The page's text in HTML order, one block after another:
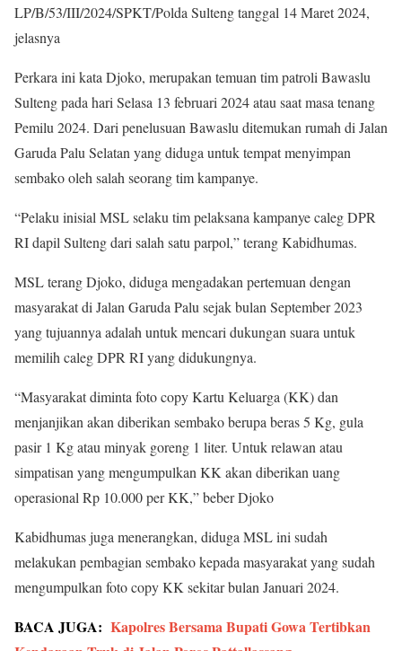
LP/B/53/III/2024/SPKT/Polda Sulteng tanggal 14 Maret 2024,
jelasnya
Perkara ini kata Djoko, merupakan temuan tim patroli Bawaslu
Sulteng pada hari Selasa 13 februari 2024 atau saat masa tenang
Pemilu 2024. Dari penelusuan Bawaslu ditemukan rumah di Jalan
Garuda Palu Selatan yang diduga untuk tempat menyimpan
sembako oleh salah seorang tim kampanye.
“Pelaku inisial MSL selaku tim pelaksana kampanye caleg DPR
RI dapil Sulteng dari salah satu parpol,” terang Kabidhumas.
MSL terang Djoko, diduga mengadakan pertemuan dengan
masyarakat di Jalan Garuda Palu sejak bulan September 2023
yang tujuannya adalah untuk mencari dukungan suara untuk
memilih caleg DPR RI yang didukungnya.
“Masyarakat diminta foto copy Kartu Keluarga (KK) dan
menjanjikan akan diberikan sembako berupa beras 5 Kg, gula
pasir 1 Kg atau minyak goreng 1 liter. Untuk relawan atau
simpatisan yang mengumpulkan KK akan diberikan uang
operasional Rp 10.000 per KK,” beber Djoko
Kabidhumas juga menerangkan, diduga MSL ini sudah
melakukan pembagian sembako kepada masyarakat yang sudah
mengumpulkan foto copy KK sekitar bulan Januari 2024.
BACA JUGA: Kapolres Bersama Bupati Gowa Tertibkan